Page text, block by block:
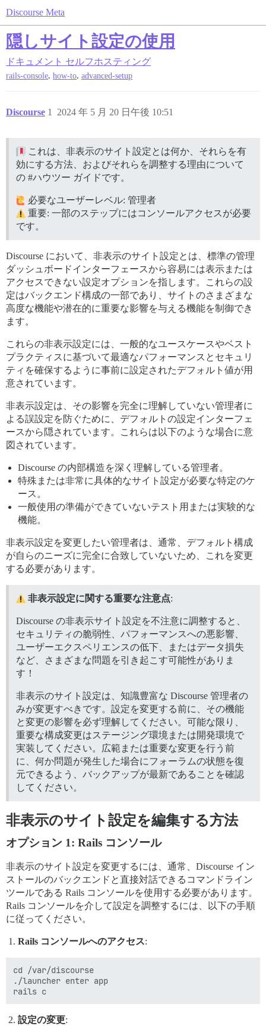
Discourse Meta
隠しサイト設定の使用
ドキュメント セルフホスティング
rails-console, how-to, advanced-setup
Discourse 2024 年 5 月 20 日午後 10:51
1
これは、非表示のサイト設定とは何か、それらを有
効にする方法、およびそれらを調整する理由について
の #ハウツー ガイドです。
必要なユーザーレベル: 管理者
重要: 一部のステップにはコンソールアクセスが必要
です。
Discourse において、非表示のサイト設定とは、標準の管理
ダッシュボードインターフェースから容易には表示または
アクセスできない設定オプションを指します。これらの設
定はバックエンド構成の一部であり、サイトのさまざまな
高度な機能や潜在的に重要な影響を与える機能を制御でき
ます。
これらの非表示設定には、一般的なユースケースやベスト
プラクティスに基づいて最適なパフォーマンスとセキュリ
ティを確保するように事前に設定されたデフォルト値が用
意されています。
非表示設定は、その影響を完全に理解していない管理者に
よる誤設定を防ぐために、デフォルトの設定インターフェ
ースから隠されています。これらは以下のような場合に意
図されています。
Discourse の内部構造を深く理解している管理者。
特殊または非常に具体的なサイト設定が必要な特定のケ
ース。
一般使用の準備ができていないテスト用または実験的な
機能。
非表示設定を変更したい管理者は、通常、デフォルト構成
が自らのニーズに完全に合致していないため、これを変更
する必要があります。
非表示設定に関する重要な注意点:
Discourse の非表示サイト設定を不注意に調整すると、
セキュリティの脆弱性、パフォーマンスへの悪影響、
ユーザーエクスペリエンスの低下、またはデータ損失
など、さまざまな問題を引き起こす可能性がありま
す！
非表示のサイト設定は、知識豊富な Discourse 管理者の
みが変更すべきです。設定を変更する前に、その機能
と変更の影響を必ず理解してください。可能な限り、
重要な構成変更はステージング環境または開発環境で
実装してください。広範または重要な変更を行う前
に、何か問題が発生した場合にフォーラムの状態を復
元できるよう、バックアップが最新であることを確認
してください。
非表示のサイト設定を編集する方法
オプション 1: Rails コンソール
非表示のサイト設定を変更するには、通常、Discourse イン
ストールのバックエンドと直接対話できるコマンドライン
ツールである Rails コンソールを使用する必要があります。
Rails コンソールを介して設定を調整するには、以下の手順
に従ってください。
Rails コンソールへのアクセス:
cd /var/discourse
./launcher enter app
設定の変更: